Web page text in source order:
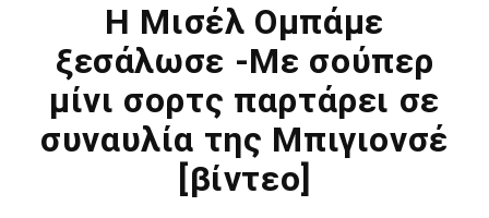
Η Μισέλ Ομπάμε
ξεσάλωσε -Με σούπερ
μίνι σορτς παρτάρει σε
συναυλία της Μπιγιονσέ
[βίντεο]